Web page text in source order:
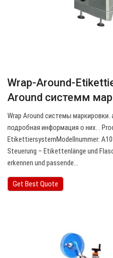
Wrap-Around-
Around системм
Wrap Around системы
подробная информация о них. .
EtikettiersystemModellnummer:
Steuerung – Etikettenlänge und
erkennen und passende…
Get Best Quote